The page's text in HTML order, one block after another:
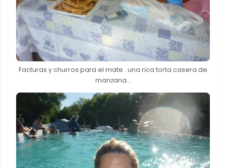
Facturas y churros para el mate.. una rica torta casera de
manzana...